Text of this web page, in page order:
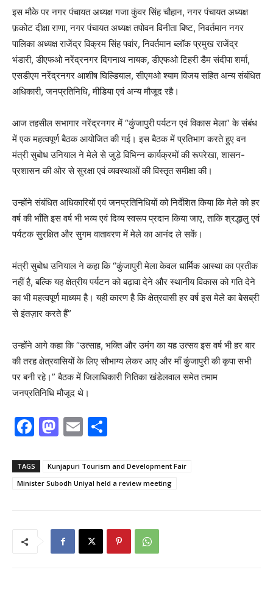
इस मौके पर नगर पंचायत अध्यक्ष गजा कुंवर सिंह चौहान, नगर पंचायत अध्यक्ष
फ़कोट दीक्षा राणा, नगर पंचायत अध्यक्ष तपोवन विनीता बिष्ट, निवर्तमान नगर
पालिका अध्यक्ष राजेंद्र विक्रम सिंह पवांर, निवर्तमान ब्लॉक प्रमुख राजेंद्र
भंडारी, डीएफओ नरेंद्रनगर दिगनाथ नायक, डीएफओ टिहरी डैम संदीपा शर्मा,
एसडीएम नरेंद्रनगर आशीष घिल्डियाल, सीएमओ श्याम विजय सहित अन्य संबंधित
अधिकारी, जनप्रतिनिधि, मीडिया एवं अन्य मौजूद रहै।
आज तहसील सभागार नरेंद्रनगर में “कुंजापुरी पर्यटन एवं विकास मेला” के संबंध
में एक महत्वपूर्ण बैठक आयोजित की गई। इस बैठक में प्रतिभाग करते हुए वन
मंत्री सुबोध उनियाल ने मेले से जुड़े विभिन्न कार्यक्रमों की रूपरेखा, शासन-
प्रशासन की ओर से सुरक्षा एवं व्यवस्थाओं की विस्तृत समीक्षा की।
उन्होंने संबंधित अधिकारियों एवं जनप्रतिनिधियों को निर्देशित किया कि मेले को हर
वर्ष की भाँति इस वर्ष भी भव्य एवं दिव्य स्वरूप प्रदान किया जाए, ताकि श्रद्धालु एवं
पर्यटक सुरक्षित और सुगम वातावरण में मेले का आनंद ले सकें।
मंत्री सुबोध उनियाल ने कहा कि “कुंजापुरी मेला केवल धार्मिक आस्था का प्रतीक
नहीं है, बल्कि यह क्षेत्रीय पर्यटन को बढ़ावा देने और स्थानीय विकास को गति देने
का भी महत्वपूर्ण माध्यम है। यही कारण है कि क्षेत्रवासी हर वर्ष इस मेले का बेसब्री
से इंतज़ार करते हैं”
उन्होंने आगे कहा कि “उत्साह, भक्ति और उमंग का यह उत्सव इस वर्ष भी हर बार
की तरह क्षेत्रवासियों के लिए सौभाग्य लेकर आए और माँ कुंजापुरी की कृपा सभी
पर बनी रहे।” बैठक में जिलाधिकारी नितिका खंडेलवाल समेत तमाम
जनप्रतिनिधि मौजूद थे।
F
c
e
M
st
o
o
n
E
ai
l
ar
e
TAGS
Kunjapuri Tourism and Development Fair
Minister Subodh Uniyal held a review meeting